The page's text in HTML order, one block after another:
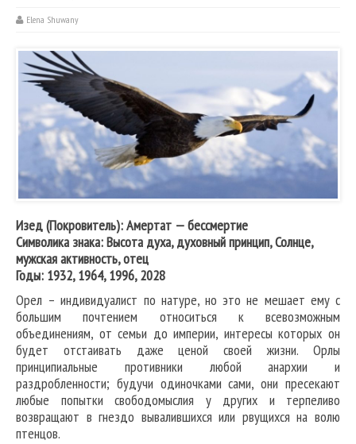
Elena Shuwany
Изед (Покровитель): Амертат — бессмертие
Символика знака: Высота духа, духовный принцип, Солнце,
мужская активность, отец
Годы: 1932, 1964, 1996, 2028
Орел – индивидуалист по натуре, но это не мешает ему с
большим почтением относиться к всевозможным
объединениям, от семьи до империи, интересы которых он
будет отстаивать даже ценой своей жизни. Орлы
принципиальные противники любой анархии и
раздробленности; будучи одиночками сами, они пресекают
любые попытки свободомыслия у других и терпеливо
возвращают в гнездо вывалившихся или рвущихся на волю
птенцов.